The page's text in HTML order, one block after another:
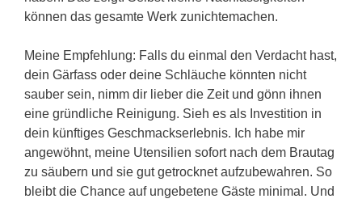
können das gesamte Werk zunichtemachen.
Meine Empfehlung: Falls du einmal den Verdacht hast,
dein Gärfass oder deine Schläuche könnten nicht
sauber sein, nimm dir lieber die Zeit und gönn ihnen
eine gründliche Reinigung. Sieh es als Investition in
dein künftiges Geschmackserlebnis. Ich habe mir
angewöhnt, meine Utensilien sofort nach dem Brautag
zu säubern und sie gut getrocknet aufzubewahren. So
bleibt die Chance auf ungebetene Gäste minimal. Und